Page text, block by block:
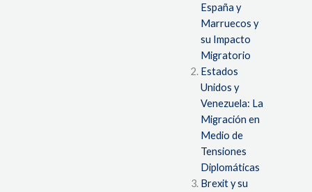
España y
Marruecos y
su Impacto
Migratorio
Estados
Unidos y
Venezuela: La
Migración en
Medio de
Tensiones
Diplomáticas
Brexit y su